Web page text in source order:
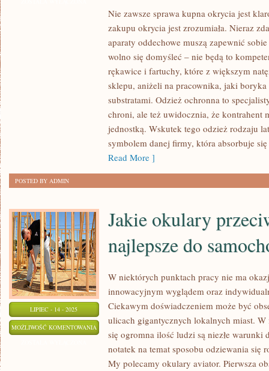
SKLEPÓW
INTERNETOWYCH
WKROCZYŁO
KREW
NIEJEDNEMU
WOLIMY
SPĘDZIĆ
BUSZOWANIU
ODZIEŻOWYCH
SERWISACH
Nie zawsze sprawa kupna okrycia jest
zakupu okrycia jest zrozumiała. Nieraz
aparaty oddechowe muszą zapewnić
wolno się domyśleć – nie będą to
rękawice i fartuchy, które z większym
sklepu, aniżeli na pracownika, jaki
substratami. Odzież ochronna to
chroni, ale też uwidocznia, że kontrahent
jednostką. Wskutek tego odzież rodzaju
symbolem danej firmy, która absorbuje
Read More ]
POSTED BY ADMIN
LIPIEC - 14 - 2025
MOŻLIWOŚĆ KOMENTOWANIA
OKULARY
Jakie okulary
najlepsze do
W niektórych punktach pracy nie ma
innowacyjnym wyglądem oraz
Ciekawym doświadczeniem może być
ulicach gigantycznych lokalnych miast. W
się ogromna ilość ludzi są niezłe warunki
notatek na temat sposobu odziewania się
My polecamy okulary aviator. Pierwsza